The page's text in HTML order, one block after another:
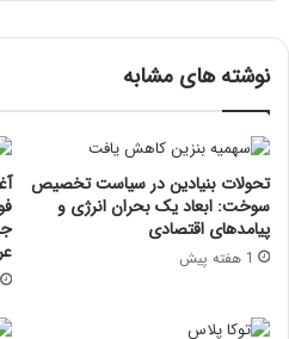
نوشته های مشابه
تحولات بنیادین در سیاست تخصیص
سوخت: ابعاد یک بحران انرژی و
پیامدهای اقتصادی
1 هفته پیش